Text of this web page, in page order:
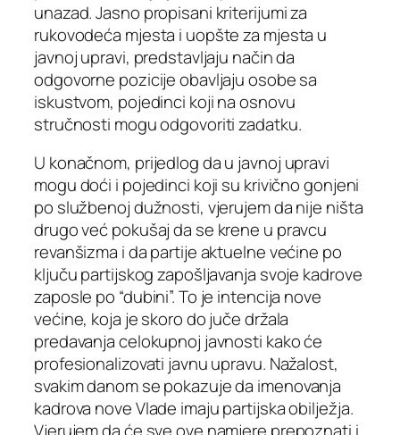
unazad. Jasno propisani kriterijumi za
rukovodeća mjesta i uopšte za mjesta u
javnoj upravi, predstavljaju način da
odgovorne pozicije obavljaju osobe sa
iskustvom, pojedinci koji na osnovu
stručnosti mogu odgovoriti zadatku.
U konačnom, prijedlog da u javnoj upravi
mogu doći i pojedinci koji su krivično gonjeni
po službenoj dužnosti, vjerujem da nije ništa
drugo već pokušaj da se krene u pravcu
revanšizma i da partije aktuelne većine po
ključu partijskog zapošljavanja svoje kadrove
zaposle po “dubini”. To je intencija nove
većine, koja je skoro do juče držala
predavanja celokupnoj javnosti kako će
profesionalizovati javnu upravu. Nažalost,
svakim danom se pokazuje da imenovanja
kadrova nove Vlade imaju partijska obilježja.